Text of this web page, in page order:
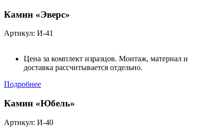
Камин «Эверс»
Артикул: И-41
Цена за комплект изразцов. Монтаж, материал и
доставка рассчитывается отдельно.
Подробнее
Камин «Юбель»
Артикул: И-40